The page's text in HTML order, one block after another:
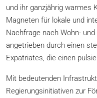
und ihr ganzjährig warmes
Magneten für lokale und
Nachfrage nach Wohn-
angetrieben durch einen
Expatriates, die einen
Mit bedeutenden
Regierungsinitiativen zur